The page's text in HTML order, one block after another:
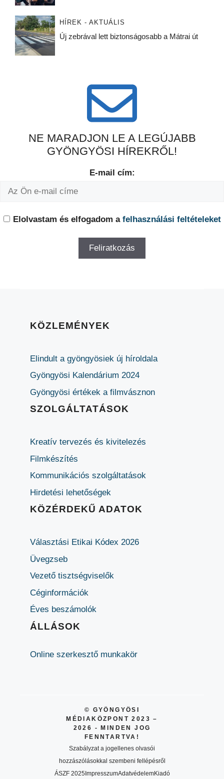
HÍREK - AKTUÁLIS
Új zebrával lett biztonságosabb a Mátrai út
NE MARADJON LE A LEGÚJABB
GYÖNGYÖSI HÍREKRŐL!
E-mail cím:
Elolvastam és elfogadom a felhasználási feltételeket
KÖZLEMÉNYEK
Elindult a gyöngyösiek új híroldala
Gyöngyösi Kalendárium 2024
Gyöngyösi értékek a filmvásznon
SZOLGÁLTATÁSOK
Kreatív tervezés és kivitelezés
Filmkészítés
Kommunikációs szolgáltatások
Hirdetési lehetőségek
KÖZÉRDEKŰ ADATOK
Választási Etikai Kódex 2026
Üvegzseb
Vezető tisztségviselők
Céginformációk
Éves beszámolók
ÁLLÁSOK
Online szerkesztő munkakör
© GYÖNGYÖSI
MÉDIAKÖZPONT 2023 –
2026 - MINDEN JOG
FENNTARTVA!
Szabályzat a jogellenes olvasói
hozzászólásokkal szembeni fellépésről
ÁSZF 2025ImpresszumAdatvédelemKiadó